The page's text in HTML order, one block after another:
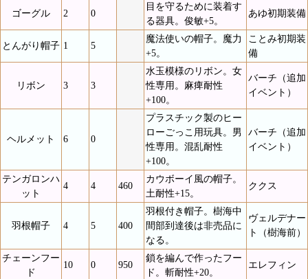
ゴーグル 2 0
目を守るために装着す
る器具。俊敏+5。
あゆ初期装備
とんがり帽子 1 5
魔法使いの帽子。魔力
+5。
ことみ初期装
備
リボン 3 3
水玉模様のリボン。女
性専用。麻痺耐性
+100。
バーチ（追加
イベント）
ヘルメット 6 0
プラスチック製のヒー
ローごっこ用玩具。男
性専用。混乱耐性
+100。
バーチ（追加
イベント）
テンガロンハ
ット
4 4 460
カウボーイ風の帽子。
土耐性+15。
ククス
羽根帽子 4 5 400
羽根付き帽子。樹海中
間部到達後は非売品に
なる。
ヴェルデナー
ト（樹海前）
チェーンフー
ド
10 0 950
鎖を編んで作ったフー
ド。斬耐性+20。
エレフィン